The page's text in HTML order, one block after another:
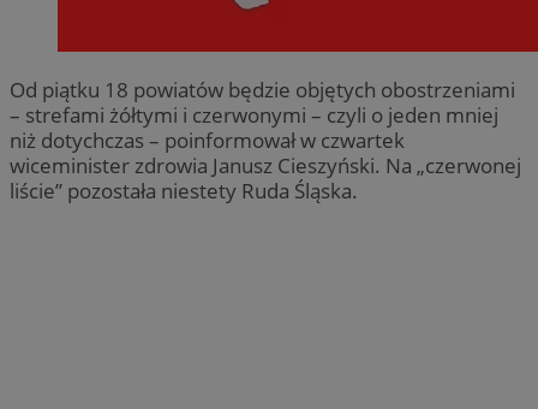
Od piątku 18 powiatów będzie objętych obostrzeniami
– strefami żółtymi i czerwonymi – czyli o jeden mniej
niż dotychczas – poinformował w czwartek
wiceminister zdrowia Janusz Cieszyński. Na „czerwonej
liście” pozostała niestety Ruda Śląska.